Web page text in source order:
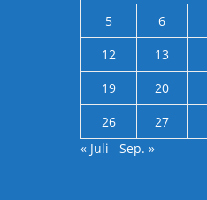
5
6
12
13
19
20
26
27
« Juli
Sep. »